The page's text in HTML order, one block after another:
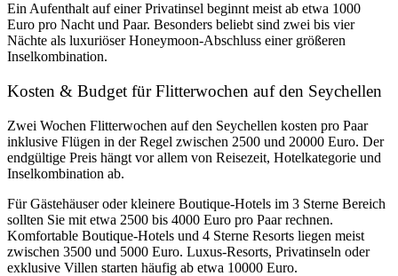
Ein Aufenthalt auf einer Privatinsel beginnt meist ab etwa 1000
Euro pro Nacht und Paar. Besonders beliebt sind zwei bis vier
Nächte als luxuriöser Honeymoon-Abschluss einer größeren
Inselkombination.
Kosten & Budget für Flitterwochen auf den Seychellen
Zwei Wochen Flitterwochen auf den Seychellen kosten pro Paar
inklusive Flügen in der Regel zwischen 2500 und 20000 Euro. Der
endgültige Preis hängt vor allem von Reisezeit, Hotelkategorie und
Inselkombination ab.
Für Gästehäuser oder kleinere Boutique-Hotels im 3 Sterne Bereich
sollten Sie mit etwa 2500 bis 4000 Euro pro Paar rechnen.
Komfortable Boutique-Hotels und 4 Sterne Resorts liegen meist
zwischen 3500 und 5000 Euro. Luxus-Resorts, Privatinseln oder
exklusive Villen starten häufig ab etwa 10000 Euro.